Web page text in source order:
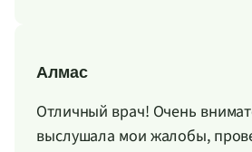
Алмас
Отличный врач! Очень
выслушала мои жалобы,